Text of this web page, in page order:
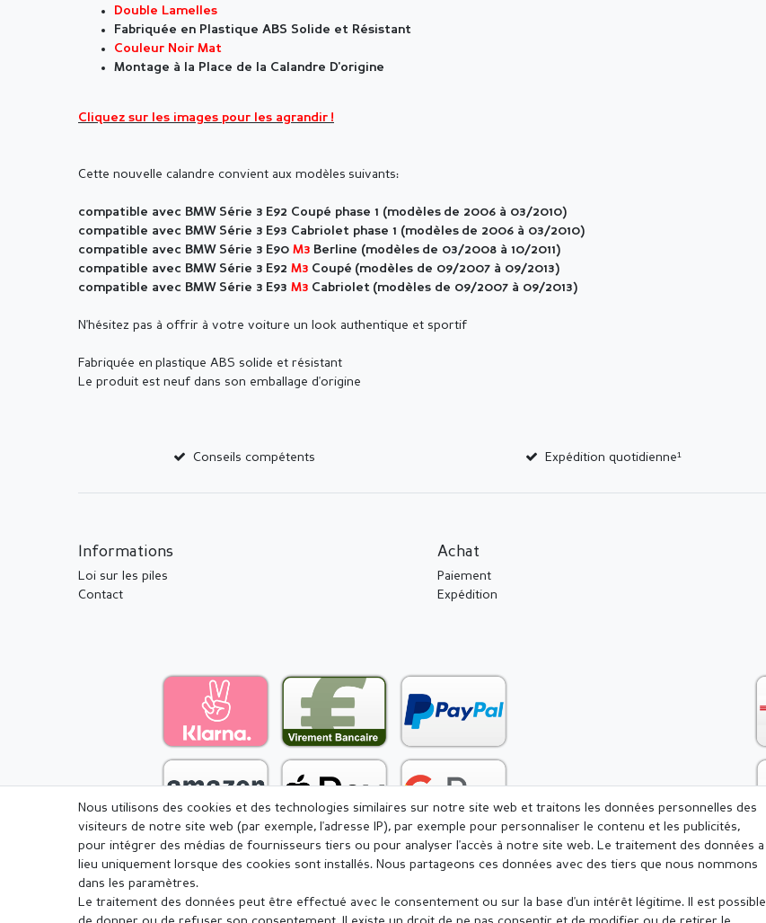
Double Lamelles
Fabriquée en Plastique ABS Solide et Résistant
Couleur Noir Mat
Montage à la Place de la Calandre D'origine
Cliquez sur les images pour les agrandir !
Cette nouvelle calandre convient aux modèles suivants:
compatible avec BMW Série 3 E92 Coupé phase 1 (modèles de 2006 à 03/2010)
compatible avec BMW Série 3 E93 Cabriolet phase 1 (modèles de 2006 à 03/2010)
compatible avec BMW Série 3 E90 M3 Berline (modèles de 03/2008 à 10/2011)
compatible avec BMW Série 3 E92 M3 Coupé (modèles de 09/2007 à 09/2013)
compatible avec BMW Série 3 E93 M3 Cabriolet (modèles de 09/2007 à 09/2013)
N'hésitez pas à offrir à votre voiture un look authentique et sportif
Fabriquée en plastique ABS solide et résistant
Le produit est neuf dans son emballage d'origine
Conseils compétents Expédition quotidienne¹
Informations
Loi sur les piles
Contact
Achat
Paiement
Expédition
Mentions légales Déclaration de confidentialité Conditions générales Droit de rétractation
Nous utilisons des cookies et des technologies similaires sur notre site web et traitons les données personnelles des
visiteurs de notre site web (par exemple, l'adresse IP), par exemple pour personnaliser le contenu et les publicités,
pour intégrer des médias de fournisseurs tiers ou pour analyser l'accès à notre site web. Le traitement des données a
lieu uniquement lorsque des cookies sont installés. Nous partageons ces données avec des tiers que nous nommons
dans les paramètres.
Le traitement des données peut être effectué avec le consentement ou sur la base d'un intérêt légitime. Il est possible